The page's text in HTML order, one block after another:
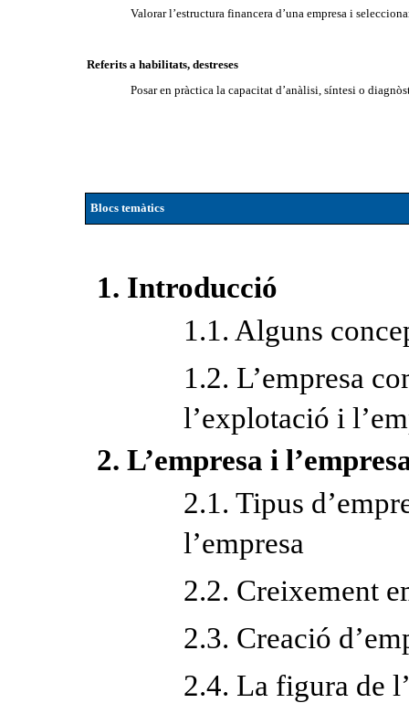
Valorar l’estructura financera d’una empresa i
Referits a habilitats, destreses
Posar en pràctica la capacitat d’anàlisi, síntesi o
Blocs temàtics
1. Introducció
1.1. Alguns
1.2. L’empresa
l’explotació i
2. L’empresa i
2.1. Tipus
l’empresa
2.2. Creixement
2.3. Creació
2.4. La figura de